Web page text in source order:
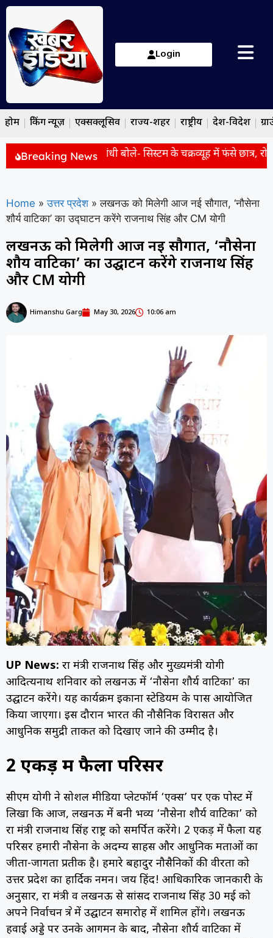
Login
होम ब्रेकिंग न्यूज़ एक्सक्लूसिव राज्य-शहर राष्ट्रीय देश-विदेश
Breaking News
में ‘छात्रों की गूंज’, राहुल गांधी बोले- सिस्टम के चक्रव्यूह में फंसे छात्र,
Home » उत्तर प्रदेश » लखनऊ को मिलेगी आज नई सौगात, ‘नौसेना
शौर्य वाटिका’ का उद्घाटन करेंगे राजनाथ सिंह और CM योगी
लखनऊ को मिलेगी आज नई सौगात, ‘नौसेना
शौर्य वाटिका’ का उद्घाटन करेंगे राजनाथ सिंह
और CM योगी
Himanshu Garg May 30, 2026 10:06 am
UP News: रक्षा मंत्री राजनाथ सिंह और मुख्यमंत्री योगी
आदित्यनाथ शनिवार को लखनऊ में ‘नौसेना शौर्य वाटिका’ का
उद्घाटन करेंगे। यह कार्यक्रम इकाना स्टेडियम के पास आयोजित
किया जाएगा। इस दौरान भारत की नौसैनिक विरासत और
आधुनिक समुद्री ताकत को दिखाए जाने की उम्मीद है।
2 एकड़ में फैला परिसर
सीएम योगी ने सोशल मीडिया प्लेटफॉर्म ‘एक्स’ पर एक पोस्ट में
लिखा कि आज, लखनऊ में बनी भव्य ‘नौसेना शौर्य वाटिका’ को
रक्षा मंत्री राजनाथ सिंह राष्ट्र को समर्पित करेंगे। 2 एकड़ में फैला यह
परिसर हमारी नौसेना के अदम्य साहस और आधुनिक क्षमताओं का
जीता-जागता प्रतीक है। हमारे बहादुर नौसैनिकों की वीरता को
उत्तर प्रदेश का हार्दिक नमन। जय हिंद! आधिकारिक जानकारी के
अनुसार, रक्षा मंत्री व लखनऊ से सांसद राजनाथ सिंह 30 मई को
अपने निर्वाचन क्षेत्र में उद्घाटन समारोह में शामिल होंगे। लखनऊ
हवाई अड्डे पर उनके आगमन के बाद, नौसेना शौर्य वाटिका में